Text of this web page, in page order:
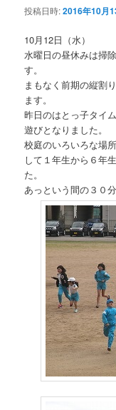
投稿日時:2016年10月
10月12日（水）
水曜日の昼休みは掃
す。
まもなく前期の縦割
ます。
昨日のはとっ子タイ
遊びとなりました。
校庭のいろいろな場
して１年生から６年
た。
あっという間の３０分